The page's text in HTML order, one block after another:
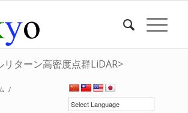
リターン高密度点群LiDAR>
/